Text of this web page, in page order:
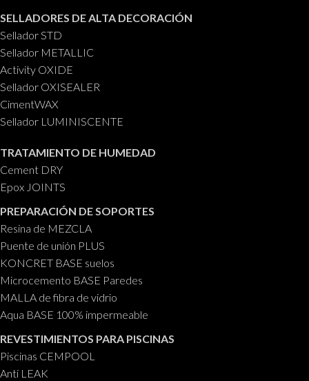
SELLADORES DE ALTA DECORACIÓN
Sellador STD
Sellador METALLIC
Activity OXIDE
Sellador OXISEALER
CimentWAX
Sellador LUMINISCENTE
TRATAMIENTO DE HUMEDAD
Cement DRY
Epox JOINTS
PREPARACIÓN DE SOPORTES
Resina de MEZCLA
Puente de unión PLUS
KONCRET BASE suelos
Microcemento BASE Paredes
MALLA de fibra de vidrio
Aqua BASE 100% impermeable
REVESTIMIENTOS PARA PISCINAS
Piscinas CEMPOOL
Anti LEAK